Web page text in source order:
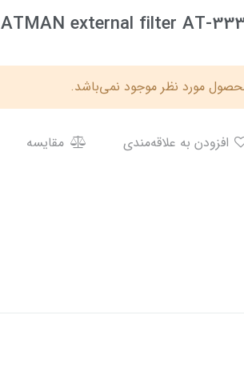
ATMAN external filter AT-
مورد نظر موجود نمی‌باشد.
مقایسه